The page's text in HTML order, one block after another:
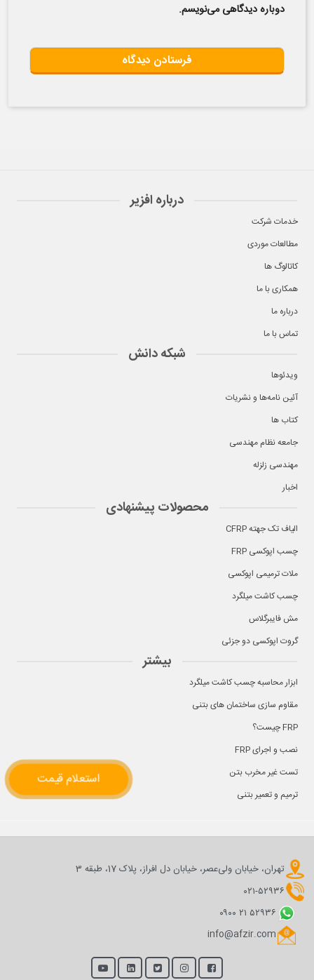
دوباره دیدگاهی می‌نویسم.
درباره افزیر
خدمات شرکت
مطالعات موردی
کاتالوگ ها
همکاری با ما
درباره ما
تماس با ما
شبکه دانش
ویدئوها
آئین نامه‌ها و نشریات
کتاب ها
جامعه نظام مهندسی
مهندسی زلزله
اخبار
محصولات پیشنهادی
الیاف تک جهته CFRP
چسب اپوکسی FRP
ملات ترمیمی اپوکسی
چسب کاشت میلگرد
مش فایبرگلاس
گروت اپوکسی دو جزئی
بیشتر
ابزار محاسبه چسب کاشت میلگرد
مقاوم سازی ساختمان های بتنی
FRP چیست؟
نصب و اجرای FRP
تست غیر مخرب بتن
ترمیم و تعمیر بتنی
تهران، خیابان ولی‌عصر، خیابان دل افراز، پلاک 17، طبقه 3
۰۲۱-۵۲۹۳۶
۰۹۰۰ ۲۱ ۵۲۹۳۶
info@afzir.com
استعلام قیمت